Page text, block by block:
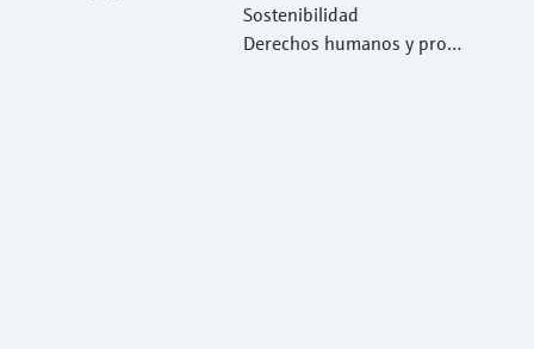
Sostenibilidad
Derechos humanos y prote